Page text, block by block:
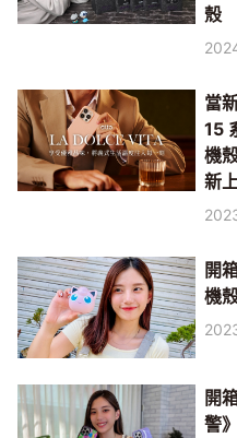
殼
當
15
機
新
開
機
開
警